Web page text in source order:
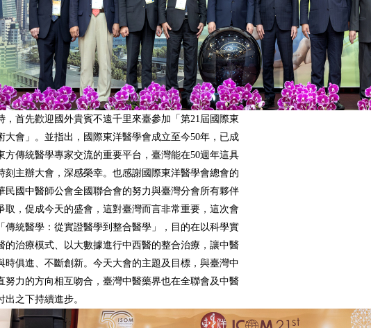
，首先歡迎國外貴賓不遠千里來臺參加「第21屆國際東
大會」。並指出，國際東洋醫學會成立至今50年，已成
方傳統醫學專家交流的重要平台，臺灣能在50週年這具
刻主辦大會，深感榮幸。也感謝國際東洋醫學會總會的
民國中醫師公會全國聯合會的努力與臺灣分會所有夥伴
取，促成今天的盛會，這對臺灣而言非常重要，這次會
傳統醫學：從實證醫學到整合醫學」，目的在以科學實
的治療模式、以大數據進行中西醫的整合治療，讓中醫
時俱進、不斷創新。今天大會的主題及目標，與臺灣中
努力的方向相互吻合，臺灣中醫藥界也在全聯會及中醫
出之下持續進步。